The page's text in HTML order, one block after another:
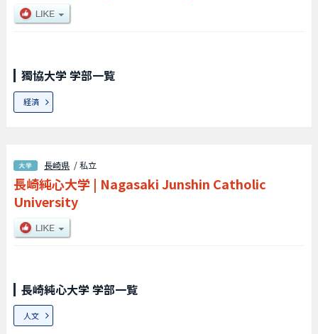
獨協大学 学部一覧
経済
長崎県 / 私立
長崎純心大学 | Nagasaki Junshin Catholic
University
長崎純心大学 学部一覧
人文